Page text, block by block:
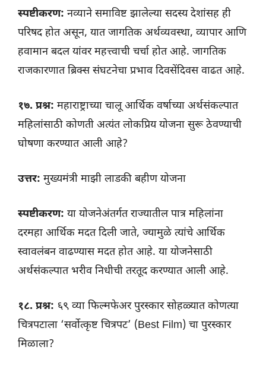
स्पष्टीकरण: नव्याने समाविष्ट झालेल्या सदस्य देशांसह ही
परिषद होत असून, यात जागतिक अर्थव्यवस्था, व्यापार आणि
हवामान बदल यांवर महत्त्वाची चर्चा होत आहे. जागतिक
राजकारणात ब्रिक्स संघटनेचा प्रभाव दिवसेंदिवस वाढत आहे.
१७. प्रश्न: महाराष्ट्राच्या चालू आर्थिक वर्षाच्या अर्थसंकल्पात
महिलांसाठी कोणती अत्यंत लोकप्रिय योजना सुरू ठेवण्याची
घोषणा करण्यात आली आहे?
उत्तर: मुख्यमंत्री माझी लाडकी बहीण योजना
स्पष्टीकरण: या योजनेअंतर्गत राज्यातील पात्र महिलांना
दरमहा आर्थिक मदत दिली जाते, ज्यामुळे त्यांचे आर्थिक
स्वावलंबन वाढण्यास मदत होत आहे. या योजनेसाठी
अर्थसंकल्पात भरीव निधीची तरतूद करण्यात आली आहे.
१८. प्रश्न: ६९ व्या फिल्मफेअर पुरस्कार सोहळ्यात कोणत्या
चित्रपटाला ‘सर्वोत्कृष्ट चित्रपट’ (Best Film) चा पुरस्कार
मिळाला?